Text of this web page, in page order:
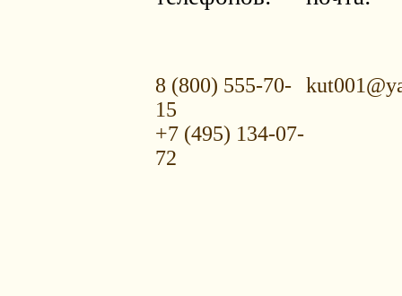
8 (800) 555-70-
15
+7 (495) 134-07-
72